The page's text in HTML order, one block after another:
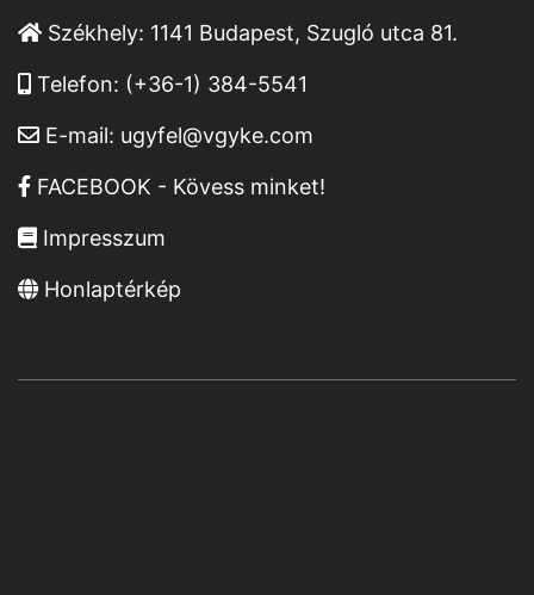
Székhely: 1141 Budapest, Szugló utca 81.
Telefon: (+36-1) 384-5541
E-mail: ugyfel@vgyke.com
FACEBOOK - Kövess minket!
Impresszum
Honlaptérkép